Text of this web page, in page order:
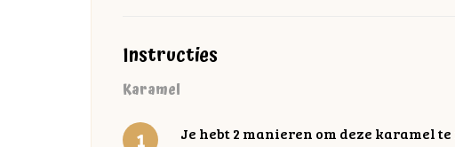
Instructies
Karamel
Je hebt 2 manieren om deze karamel